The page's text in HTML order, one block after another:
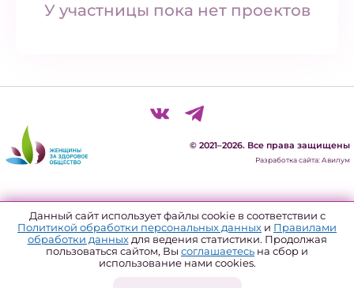
У участницы пока нет проектов
© 2021–2026. Все права защищены
Разработка сайта: Авилум
Политика конфиденциальности
Согласие на обработку персональных данных
Политика использования файлов куки
Данный сайт использует файлы cookie в соответствии с
Политикой обработки персональных данных и Правилами
обработки данныхдля ведения статистики. Продолжая
пользоваться сайтом, Вы соглашаетесь на сбор и
использование нами cookies.